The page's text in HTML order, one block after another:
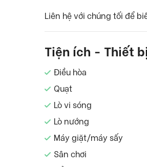
Liên hệ với chúng tối để
Tiện ích - Thiết
Điều hòa
Quạt
Lò vi sóng
Lò nướng
Máy giặt/máy sấy
Sân chơi